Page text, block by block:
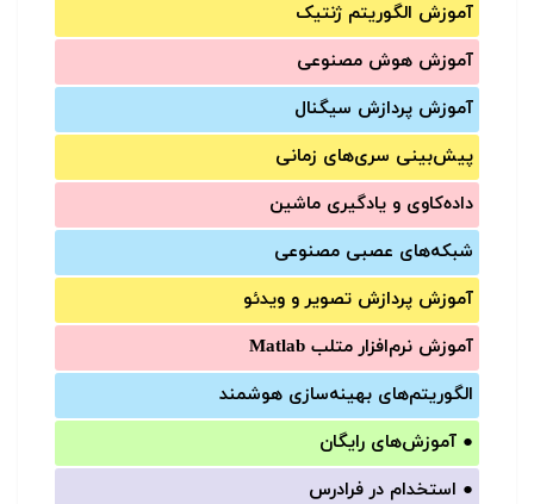
آموزش الگوریتم ژنتیک
آموزش‌ هوش مصنوعی
آموزش‌ پردازش سیگنال
پیش‌‌بینی سری‌‌های زمانی
داده‌کاوی و یادگیری ماشین
شبکه‌های عصبی مصنوعی
آموزش‌ پردازش تصویر و ویدئو
آموزش‌ نرم‌افزار متلب Matlab
الگوریتم‌های بهینه‌سازی هوشمند
● آموزش‌های رایگان
● استخدام در فرادرس